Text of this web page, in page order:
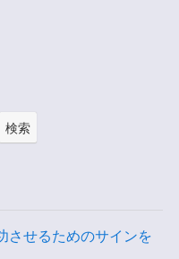
検索
させるためのサインを